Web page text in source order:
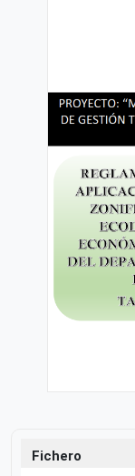
Fichero